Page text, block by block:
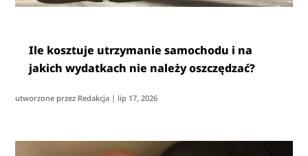
Ile kosztuje utrzymanie samochodu i na
jakich wydatkach nie należy oszczędzać?
utworzone przez Redakcja | lip 17, 2026